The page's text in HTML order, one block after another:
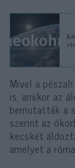
Mivel a
is, amikor az
bemutatták a
szerint az
kecskét
amelyet a